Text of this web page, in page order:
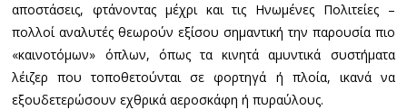
αποστάσεις, φτάνοντας μέχρι και τις Ηνωμένες Πολιτείες –
πολλοί αναλυτές θεωρούν εξίσου σημαντική την παρουσία πιο
«καινοτόμων» όπλων, όπως τα κινητά αμυντικά συστήματα
λέιζερ που τοποθετούνται σε φορτηγά ή πλοία, ικανά να
εξουδετερώσουν εχθρικά αεροσκάφη ή πυραύλους.